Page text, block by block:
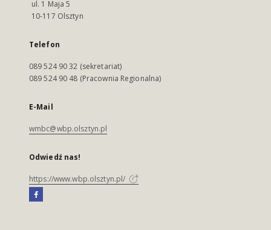
ul. 1 Maja 5
10-117 Olsztyn
Telefon
089 524 90 32 (sekretariat)
089 524 90 48 (Pracownia Regionalna)
E-Mail
wmbc@wbp.olsztyn.pl
Odwiedź nas!
https://www.wbp.olsztyn.pl/